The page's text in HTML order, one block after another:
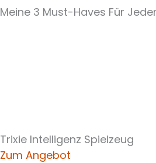
Meine 3 Must-Haves Für
Trixie Intelligenz Spielzeug
Zum Angebot